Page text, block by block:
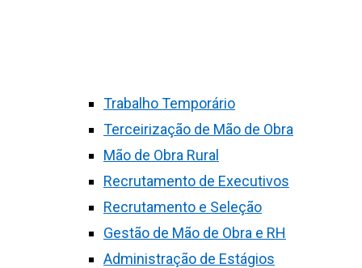
Trabalho Temporário
Terceirização de Mão de Obra
Mão de Obra Rural
Recrutamento de Executivos
Recrutamento e Seleção
Gestão de Mão de Obra e RH
Administração de Estágios